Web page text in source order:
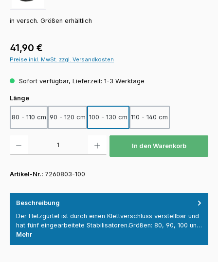
in versch. Größen erhältlich
Regulärer Preis:
41,90 €
Preise inkl. MwSt. zzgl. Versandkosten
Sofort verfügbar, Lieferzeit: 1-3 Werktage
Längeauswählen
80 - 110 cm 90 - 120 cm 100 - 130 cm 110 - 140 cm
In den Warenkorb
Artikel-Nr.: 7260803-100
Beschreibung
Der Hetzgürtel ist durch einen Klettverschluss verstellbar und
hat fünf eingearbeitete Stabilisatoren.Größen: 80, 90, 100 un…
Mehr